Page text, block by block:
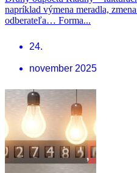
napríklad výmena meradla,
odberateľa… Forma...
24.
november 2025